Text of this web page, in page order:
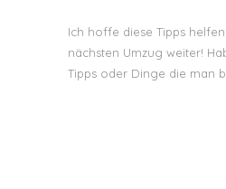
Ich hoffe diese Tipps
nächsten Umzug weiter!
Tipps oder Dinge die man